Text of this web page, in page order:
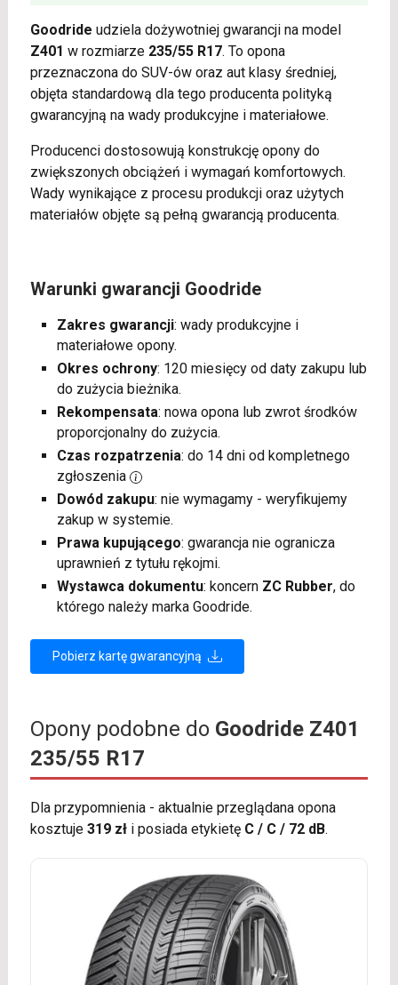
Goodride udziela dożywotniej gwarancji na model
Z401 w rozmiarze 235/55 R17. To opona
przeznaczona do SUV-ów oraz aut klasy średniej,
objęta standardową dla tego producenta polityką
gwarancyjną na wady produkcyjne i materiałowe.
Producenci dostosowują konstrukcję opony do
zwiększonych obciążeń i wymagań komfortowych.
Wady wynikające z procesu produkcji oraz użytych
materiałów objęte są pełną gwarancją producenta.
Warunki gwarancji Goodride
Zakres gwarancji: wady produkcyjne i
materiałowe opony.
Okres ochrony: 120 miesięcy od daty zakupu lub
do zużycia bieżnika.
Rekompensata: nowa opona lub zwrot środków
proporcjonalny do zużycia.
Czas rozpatrzenia: do 14 dni od kompletnego
zgłoszenia
Dowód zakupu: nie wymagamy - weryfikujemy
zakup w systemie.
Prawa kupującego: gwarancja nie ogranicza
uprawnień z tytułu rękojmi.
Wystawca dokumentu: koncern ZC Rubber, do
którego należy marka Goodride.
Pobierz kartę gwarancyjną
Opony podobne do Goodride Z401
235/55 R17
Dla przypomnienia - aktualnie przeglądana opona
kosztuje 319 złi posiada etykietę C / C / 72 dB.